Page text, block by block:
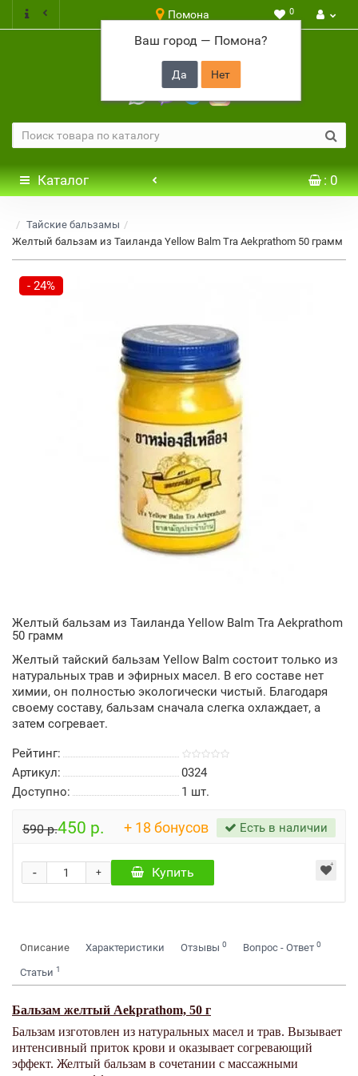
Помона
Ваш город — Помона?
0
+7 917 646 65 48
Каталог : 0
Тайские бальзамы
Желтый бальзам из Таиланда Yellow Balm Tra Aekprathom 50 грамм
- 24%
Желтый бальзам из Таиланда Yellow Balm Tra Aekprathom
50 грамм
Желтый тайский бальзам Yellow Balm состоит только из
натуральных трав и эфирных масел. В его составе нет
химии, он полностью экологически чистый. Благодаря
своему составу, бальзам сначала слегка охлаждает, а
затем согревает.
Рейтинг:
Артикул:
0324
Доступно:
1 шт.
590 р.450 р. + 18 бонусов Есть в наличии
+
- Купить
Описание Характеристики Отзывы 0 Вопрос - Ответ 0
Статьи 1
Бальзам желтый Aekprathom, 50 г
Бальзам изготовлен из натуральных масел и трав. Вызывает
интенсивный приток крови и оказывает согревающий
эффект. Желтый бальзам в сочетании с массажными